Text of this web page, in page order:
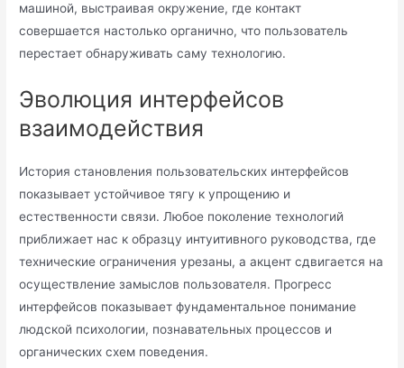
машиной, выстраивая окружение, где контакт
совершается настолько органично, что пользователь
перестает обнаруживать саму технологию.
Эволюция интерфейсов
взаимодействия
История становления пользовательских интерфейсов
показывает устойчивое тягу к упрощению и
естественности связи. Любое поколение технологий
приближает нас к образцу интуитивного руководства, где
технические ограничения урезаны, а акцент сдвигается на
осуществление замыслов пользователя. Прогресс
интерфейсов показывает фундаментальное понимание
людской психологии, познавательных процессов и
органических схем поведения.